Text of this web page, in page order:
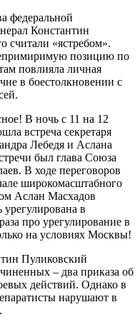
федеральной
Константин
считали «ястребом».
позицию по
повлияла личная
в боестолкновении с
В ночь с 11 на 12
встреча секретаря
Лебедя и Аслана
был глава Союза
В ходе переговоров
широкомасштабного
Аслан Масхадов
в
про урегулирование в
на условиях Москвы!
Пуликовский
– два приказа об
действий. Однако в
нарушают в